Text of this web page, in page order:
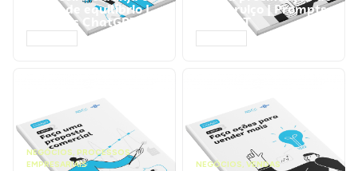
ponto de equilíbrio |
Prompts ChatGPT
seu serviço | Prompts
ChatGPT
NEGÓCIOS, PROCESSOS
EMPRESARIAIS
NEGÓCIOS, VENDAS